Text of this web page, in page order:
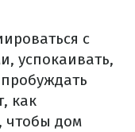
с
успокаивать,
как
чтобы дом